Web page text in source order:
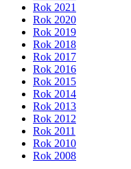
Rok 2021
Rok 2020
Rok 2019
Rok 2018
Rok 2017
Rok 2016
Rok 2015
Rok 2014
Rok 2013
Rok 2012
Rok 2011
Rok 2010
Rok 2008